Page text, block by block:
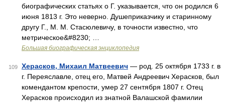
биографических статьях o Г. указывается, что он родился 6
июня 1813 г. Это неверно. Душеприказчику и старинному
другу Г., М. М. Стасюлевичу, в точности известно, что
метрическое&#8230; …
Большая биографическая энциклопедия
109 Херасков, Михаил Матвеевич — род. 25 октября 1733 г. в
г. Переяславле, отец его, Матвей Андреевич Херасков, был
комендантом крепости, умер 27 сентября 1807 г. Отец
Херасков происходил из знатной Валашской фамилии